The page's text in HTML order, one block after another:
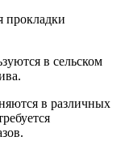
прокладки
в сельском
в различных